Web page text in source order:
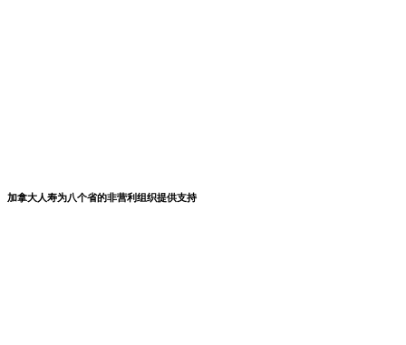
加拿大人寿为八个省的非营利组织提供支持